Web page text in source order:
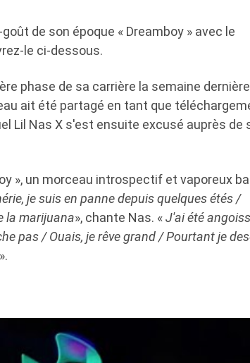
de son époque « Dreamboy » avec le
le ci-dessous.
phase de sa carrière la semaine
ait été partagé en tant que
Lil Nas X s'est ensuite excusé auprès de
», un morceau introspectif et vaporeux
je suis en panne depuis quelques étés /
la marijuana», chante Nas. «J'ai été
pas / Ouais, je rêve grand / Pourtant je
».